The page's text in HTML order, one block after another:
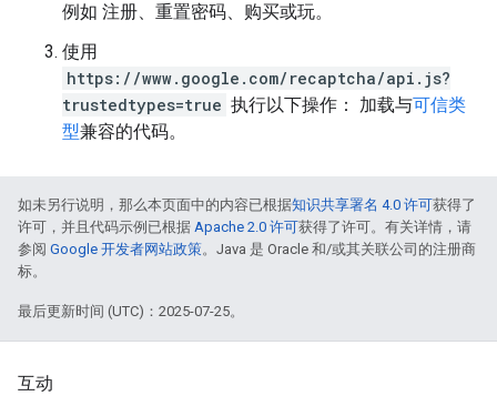
例如 注册、重置密码、购买或玩。
使用
https://www.google.com/recaptcha/api.js?
trustedtypes=true 执行以下操作： 加载与可信类
型兼容的代码。
如未另行说明，那么本页面中的内容已根据知识共享署名 4.0 许可获得了
许可，并且代码示例已根据 Apache 2.0 许可获得了许可。有关详情，请
参阅 Google 开发者网站政策。Java 是 Oracle 和/或其关联公司的注册商
标。
最后更新时间 (UTC)：2025-07-25。
互动